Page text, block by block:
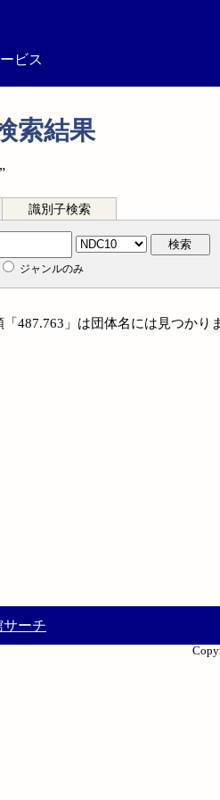
ビス
索結果
”
識別子検索
検索
ジャンルのみ
487.763」は団体名には見つかり
サーチ